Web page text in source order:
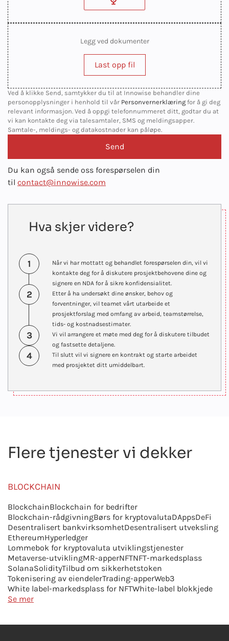
Legg ved dokumenter
Last opp fil
Ved å klikke Send, samtykker du til at Innowise behandler dine
personopplysninger i henhold til vår Personvernerklæring for å gi deg
relevant informasjon. Ved å oppgi telefonnummeret ditt, godtar du at
vi kan kontakte deg via talesamtaler, SMS og meldingsapper.
Samtale-, meldings- og datakostnader kan påløpe.
Du kan også sende oss forespørselen din
til contact@innowise.com
Hva skjer videre?
1
Når vi har mottatt og behandlet forespørselen din, vil vi
kontakte deg for å diskutere prosjektbehovene dine og
signere en NDA for å sikre konfidensialitet.
2
Etter å ha undersøkt dine ønsker, behov og
forventninger, vil teamet vårt utarbeide et
prosjektforslag med omfang av arbeid, teamstørrelse,
tids- og kostnadsestimater.
3
Vi vil arrangere et møte med deg for å diskutere tilbudet
og fastsette detaljene.
4
Til slutt vil vi signere en kontrakt og starte arbeidet
med prosjektet ditt umiddelbart.
Flere tjenester vi dekker
BLOCKCHAIN
BlockchainBlockchain for bedrifter
Blockchain-rådgivningBørs for kryptovalutaDAppsDeFi
Desentralisert bankvirksomhetDesentralisert utveksling
EthereumHyperledger
Lommebok for kryptovaluta utviklingstjenester
Metaverse-utviklingMR-apperNFTNFT-markedsplass
SolanaSolidityTilbud om sikkerhetstoken
Tokenisering av eiendelerTrading-apperWeb3
White label-markedsplass for NFTWhite-label blokkjede
Se mer